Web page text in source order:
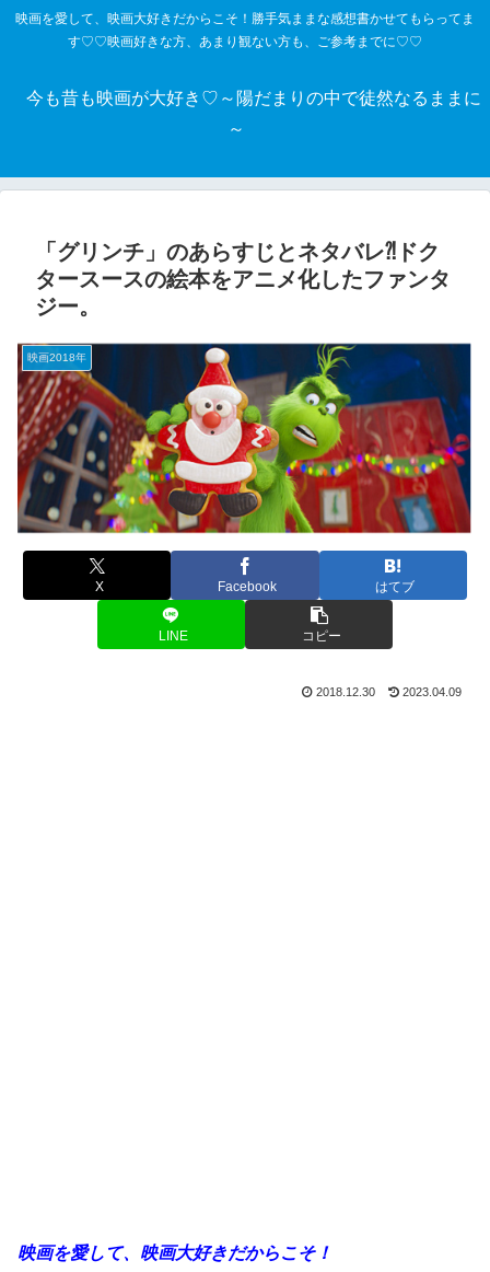
映画を愛して、映画大好きだからこそ！勝手気ままな感想書かせてもらってま
す♡♡映画好きな方、あまり観ない方も、ご参考までに♡♡
今も昔も映画が大好き♡～陽だまりの中で徒然なるままに
～
「グリンチ」のあらすじとネタバレ⁈ドク
タースースの絵本をアニメ化したファンタ
ジー。
映画2018年
X Facebook はてブ
LINE コピー
2018.12.30 2023.04.09
映画を愛して、映画大好きだからこそ！